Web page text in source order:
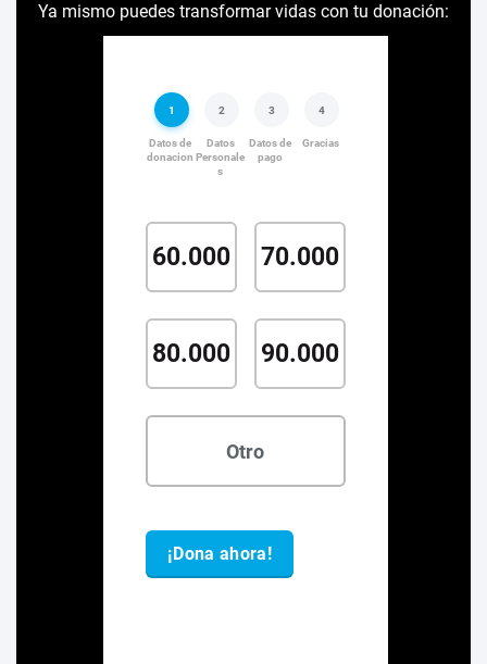
Ya mismo puedes transformar vidas con tu donación: